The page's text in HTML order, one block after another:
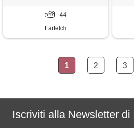
44
Farfetch
1 2 3
Iscriviti alla Newsletter di